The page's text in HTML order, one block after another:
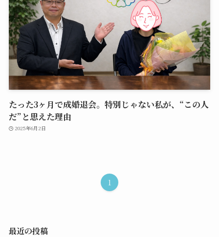
たった3ヶ月で成婚退会。特別じゃない私が、“この人
だ”と思えた理由
2025年6月2日
1
最近の投稿